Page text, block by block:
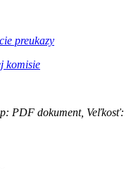
preukazy
komisie
PDF dokument, Veľkosť: